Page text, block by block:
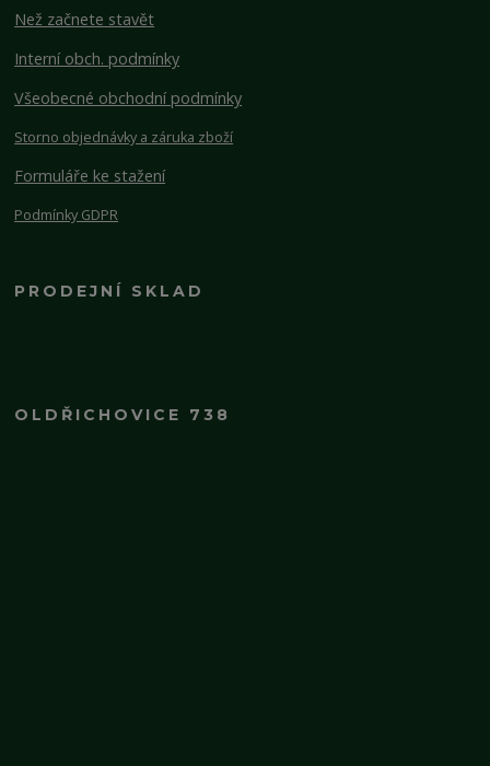
Než začnete stavět
Interní obch. podmínky
Všeobecné obchodní podmínky
Storno objednávky a záruka zboží
Formuláře ke stažení
Podmínky GDPR
PRODEJNÍ SKLAD
OLDŘICHOVICE 738